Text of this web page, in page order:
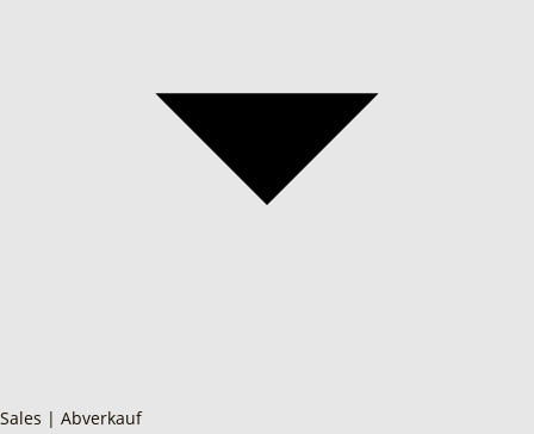
Sales | Abverkauf